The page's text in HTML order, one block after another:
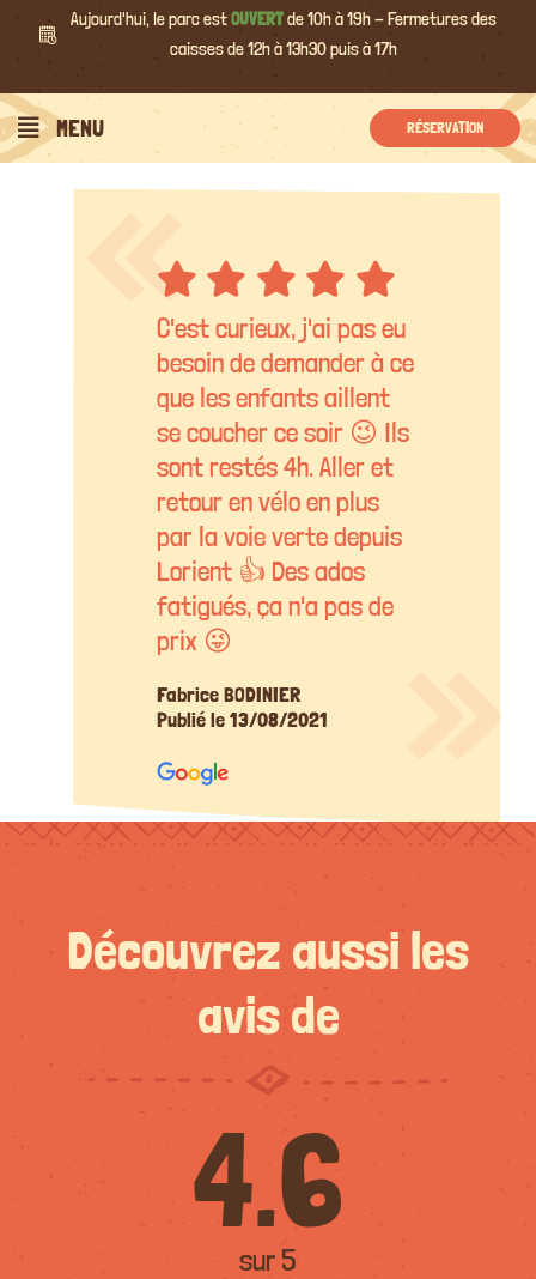
Aujourd'hui, le parc estOUVERTde 10h à 19h - Fermetures des
caisses de 12h à 13h30 puis à 17h
MENU RÉSERVATION
C'est curieux, j'ai pas eu
besoin de demander à ce
que les enfants aillent
se coucher ce soir 😉 Ils
sont restés 4h. Aller et
retour en vélo en plus
par la voie verte depuis
Lorient 👍 Des ados
fatigués, ça n'a pas de
prix 😜
Fabrice BODINIER
Publié le 13/08/2021
Découvrez aussi les
avis de
4.6
sur 5